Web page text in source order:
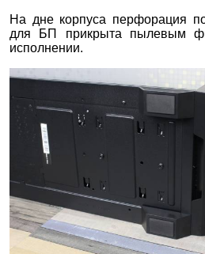
На дне корпуса перфорация
для БП прикрыта пылевым
исполнении.